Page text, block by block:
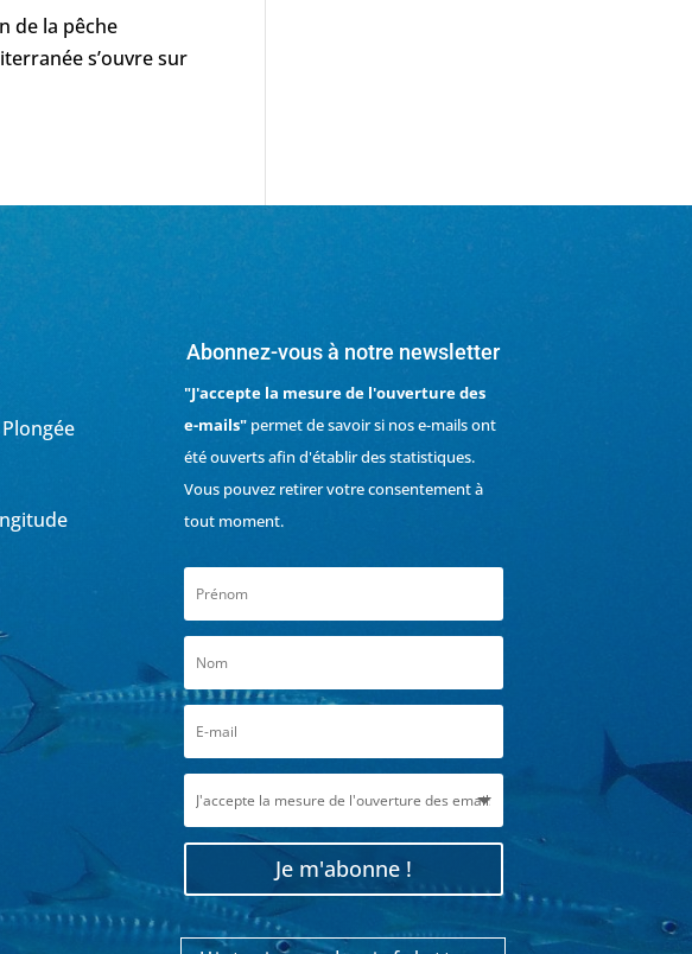
de la pêche
s’ouvre sur
Abonnez-vous à notre newsletter
"J'accepte la mesure de l'ouverture des
e-mails"permet de savoir si nos e-mails ont
été ouverts afin d'établir des statistiques.
Vous pouvez retirer votre consentement à
tout moment.
Je m'abonne !